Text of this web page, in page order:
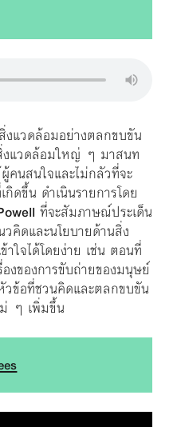
งแวดล้อมอย่างตลกขบขัน
งแวดล้อมใหญ่ ๆ มาสนท
คนสนใจและไม่กลัวที่จะ
ดขึ้น ดำเนินรายการโดย
ที่จะสัมภาษณ์ประเด็น
คิดและนโยบายด้านสิ่ง
ใจได้โดยง่าย เช่น ตอนที่
งของการขับถ่ายของมนุษย์
ข้อที่ชวนคิดและตลกขบขัน
ม่ ๆ เพิ่มขึ้น